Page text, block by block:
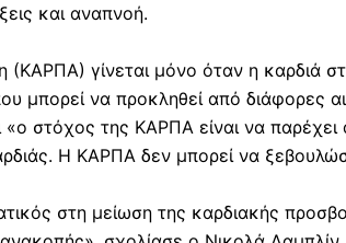
και αναπνοή.
γίνεται μόνο όταν η καρδιά
μπορεί να προκληθεί από διάφορες
στόχος της ΚΑΡΠΑ είναι να
Η ΚΑΡΠΑ δεν μπορεί να
στη μείωση της καρδιακής